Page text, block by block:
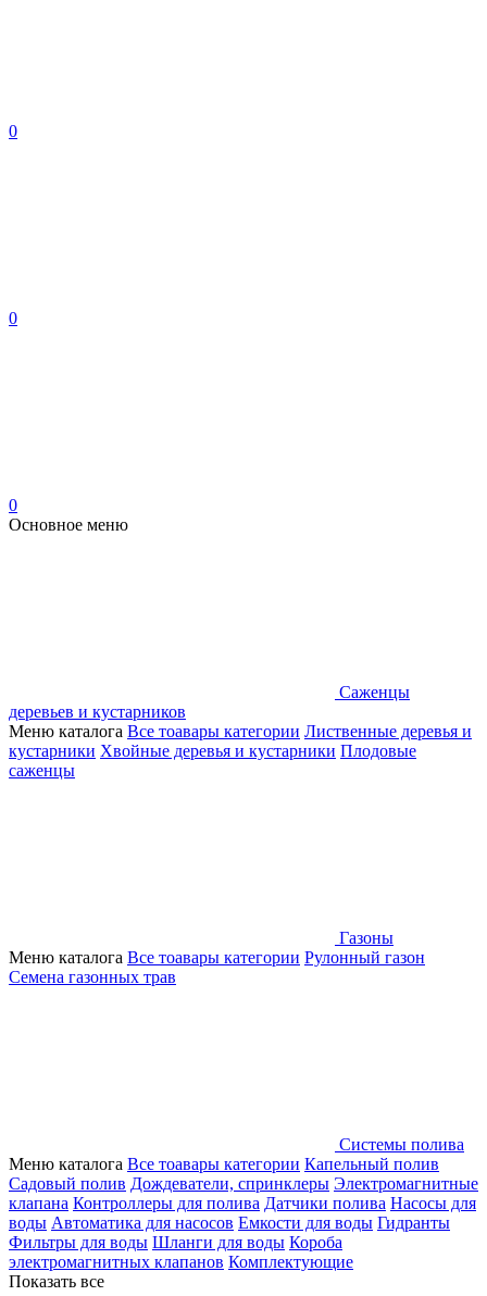
0
0
0
Основное меню
Саженцы
деревьев и кустарников
Меню каталога Все тоавары категории Лиственные деревья и
кустарники Хвойные деревья и кустарники Плодовые
саженцы
Газоны
Меню каталога Все тоавары категории Рулонный газон
Семена газонных трав
Системы полива
Меню каталога Все тоавары категории Капельный полив
Садовый полив Дождеватели, спринклеры Электромагнитные
клапана Контроллеры для полива Датчики полива Насосы для
воды Автоматика для насосов Емкости для воды Гидранты
Фильтры для воды Шланги для воды Короба
электромагнитных клапанов Комплектующие
Показать все